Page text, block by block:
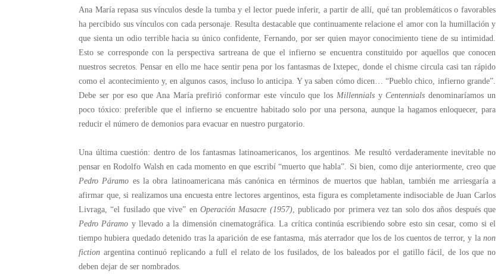
Ana María repasa sus vínculos desde la tumba y el lector puede inferir, a partir de allí, qué tan problemáticos o favorables
ha percibido sus vínculos con cada personaje. Resulta destacable que continuamente relacione el amor con la humillación y
que sienta un odio terrible hacia su único confidente, Fernando, por ser quien mayor conocimiento tiene de su intimidad.
Esto se corresponde con la perspectiva sartreana de que el infierno se encuentra constituido por aquellos que conocen
nuestros secretos. Pensar en ello me hace sentir pena por los fantasmas de Ixtepec, donde el chisme circula casi tan rápido
como el acontecimiento y, en algunos casos, incluso lo anticipa. Y ya saben cómo dicen… “Pueblo chico, infierno grande”.
Debe ser por eso que Ana María prefirió conformar este vínculo que los MillennialsyCentennials denominaríamos un
poco tóxico: preferible que el infierno se encuentre habitado solo por una persona, aunque la hagamos enloquecer, para
reducir el número de demonios para evacuar en nuestro purgatorio.
Una última cuestión: dentro de los fantasmas latinoamericanos, los argentinos. Me resultó verdaderamente inevitable no
pensar en Rodolfo Walsh en cada momento en que escribí “muerto que habla”. Si bien, como dije anteriormente, creo que
Pedro Páramo es la obra latinoamericana más canónica en términos de muertos que hablan, también me arriesgaría a
afirmar que, si realizamos una encuesta entre lectores argentinos, esta figura es completamente indisociable de Juan Carlos
Livraga, “el fusilado que vive” en Operación Masacre (1957), publicado por primera vez tan solo dos años después que
Pedro Páramo y llevado a la dimensión cinematográfica. La crítica continúa escribiendo sobre esto sin cesar, como si el
tiempo hubiera quedado detenido tras la aparición de ese fantasma, más aterrador que los de los cuentos de terror, y la non
fiction argentina continuó replicando a full el relato de los fusilados, de los baleados por el gatillo fácil, de los que no
deben dejar de ser nombrados.